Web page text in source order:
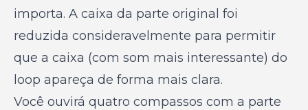
importa. A caixa da parte original foi
reduzida consideravelmente para permitir
que a caixa (com som mais interessante) do
loop apareça de forma mais clara.
Você ouvirá quatro compassos com a parte